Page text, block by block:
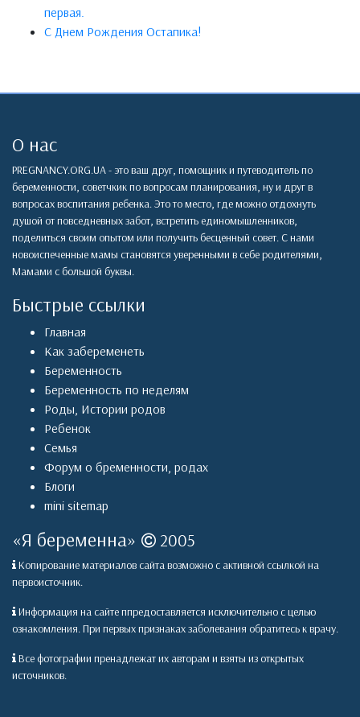
первая.
С Днем Рождения Остапика!
О нас
PREGNANCY.ORG.UA - это ваш друг, помощник и путеводитель по
беременности, советчкик по вопросам планирования, ну и друг в
вопросах воспитания ребенка. Это то место, где можно отдохнуть
душой от повседневных забот, встретить единомышленников,
поделиться своим опытом или получить бесценный совет. С нами
новоиспеченные мамы становятся уверенными в себе родителями,
Мамами с большой буквы.
Быстрые ссылки
Главная
Как забеременеть
Беременность
Беременность по неделям
Роды, Истории родов
Ребенок
Семья
Форум о бременности, родах
Блоги
mini sitemap
«Я беременна» 2005
Копирование материалов сайта возможно с активной ссылкой на
первоисточник.
Информация на сайте ппредоставляется исключительно с целью
ознакомления. При первых признаках заболевания обратитесь к врачу.
Все фотографии пренадлежат их авторам и взяты из открытых
источников.